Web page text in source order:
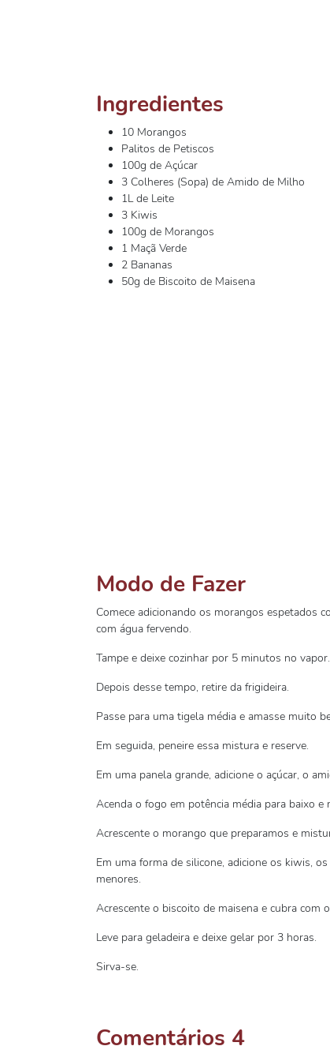
Ingredientes
10 Morangos
Palitos de Petiscos
100g de Açúcar
3 Colheres (Sopa) de Amido de Milho
1L de Leite
3 Kiwis
100g de Morangos
1 Maçã Verde
2 Bananas
50g de Biscoito de Maisena
Modo de Fazer
Comece adicionando os morangos espetados
com água fervendo.
Tampe e deixe cozinhar por 5 minutos no vapor.
Depois desse tempo, retire da frigideira.
Passe para uma tigela média e amasse muito
Em seguida, peneire essa mistura e reserve.
Em uma panela grande, adicione o açúcar, o
Acenda o fogo em potência média para baixo
Acrescente o morango que preparamos e
Em uma forma de silicone, adicione os kiwis,
menores.
Acrescente o biscoito de maisena e cubra com
Leve para geladeira e deixe gelar por 3 horas.
Sirva-se.
Comentários 4